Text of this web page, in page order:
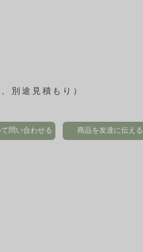
別途見積もり）
問い合わせる 商品を友達に伝える